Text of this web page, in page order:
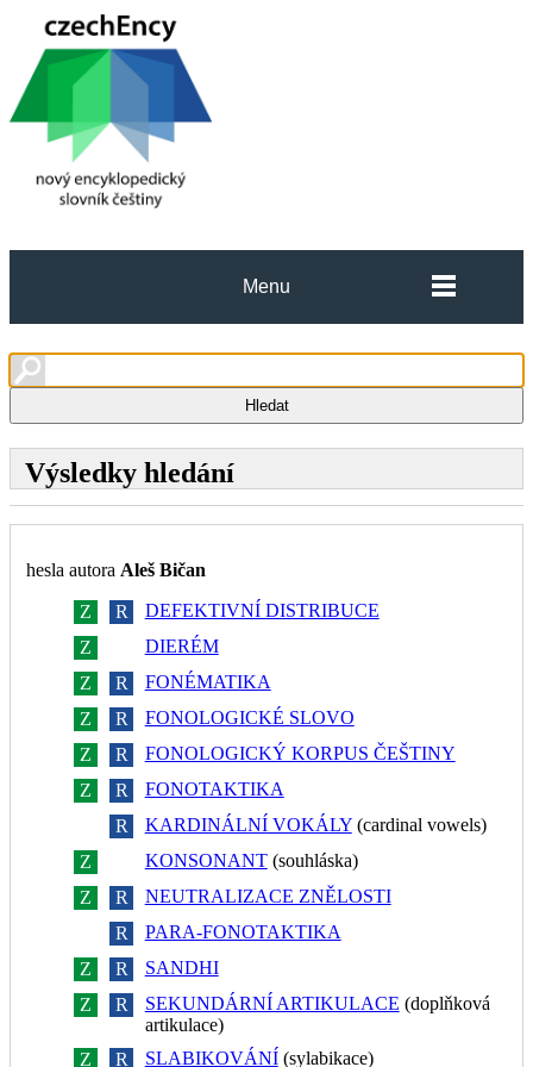
Menu
Výsledky hledání
hesla autora Aleš Bičan
Z R
DEFEKTIVNÍ DISTRIBUCE
Z
DIERÉM
Z
R
FONÉMATIKA
Z
R
FONOLOGICKÉ SLOVO
Z
R
FONOLOGICKÝ KORPUS ČEŠTINY
Z
R
FONOTAKTIKA
R KARDINÁLNÍ VOKÁLY(cardinal vowels)
Z
KONSONANT(souhláska)
Z
R
NEUTRALIZACE ZNĚLOSTI
R
PARA-FONOTAKTIKA
Z
R
SANDHI
Z
R SEKUNDÁRNÍ ARTIKULACE (doplňková
artikulace)
Z
R SLABIKOVÁNÍ(sylabikace)